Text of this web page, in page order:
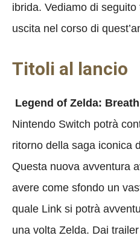
ibrida. Vediamo di
uscita nel corso di
Titoli al lancio
Legend of Zelda:
Nintendo Switch potrà
ritorno della saga iconica
Questa nuova avventura
avere come sfondo un
quale Link si potrà
una volta Zelda. Dai